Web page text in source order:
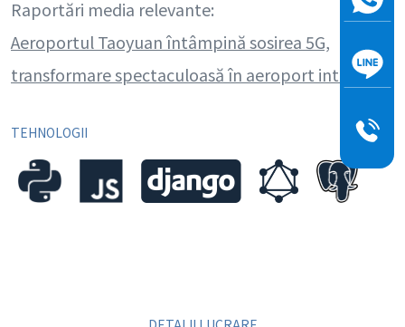
Raportări media relevante:
Aeroportul Taoyuan întâmpină sosirea 5G,
transformare spectaculoasă în aeroport inteligent
TEHNOLOGII